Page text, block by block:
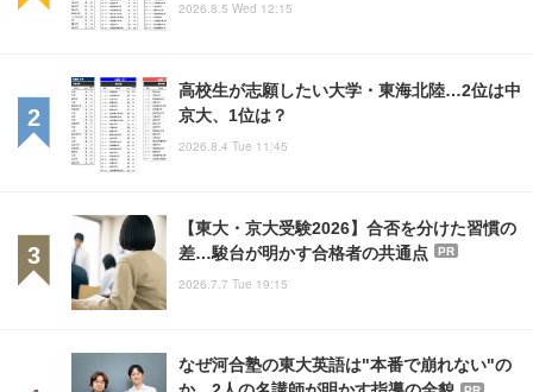
2026.8.5 Wed 12:15
高校生が志願したい大学・東海北陸…2位は中
京大、1位は？
2026.8.4 Tue 11:45
【東大・京大受験2026】合否を分けた習慣の
差…駿台が明かす合格者の共通点
PR
2026.7.7 Tue 19:15
なぜ河合塾の東大英語は"本番で崩れない"の